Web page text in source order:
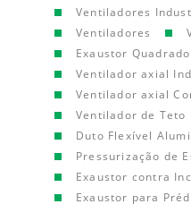
Ventiladores
Ventiladores
Exaustor Quadrado
Ventilador axial
Ventilador axial
Ventilador de Teto
Duto Flexível
Pressurização de
Exaustor contra
Exaustor para